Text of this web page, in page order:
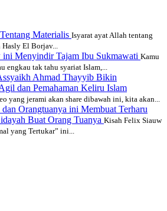
Materialis Isyarat ayat Allah tentang
El Borjav...
Menyindir Tajam Ibu Sukmawati Kamu
engkau tak tahu syariat Islam,...
Ahmad Thayyib Bikin
dan Pemahaman Keliru Islam
yang jerami akan share dibawah ini, kita akan...
Orangtuanya ini Membuat Terharu
Buat Orang Tuanya Kisah Felix Siauw
yang Tertukar” ini...